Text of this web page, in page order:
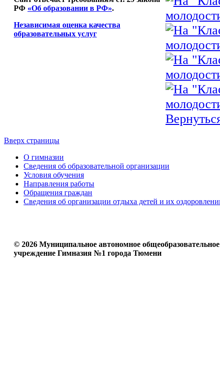
РФ «Об образовании в РФ».
Независимая оценка качества
образовательных услуг
Вверх страницы
О гимназии
Сведения об образовательной организации
Условия обучения
Направления работы
Обращения граждан
Сведения об организации отдыха детей и их
© 2026 Муниципальное автономное общеобразовательное
учреждение Гимназия №1 города Тюмени